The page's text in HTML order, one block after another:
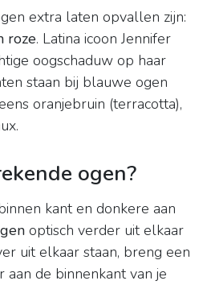
extra laten opvallen zijn:
roze. Latina icoon Jennifer
oogschaduw op haar
staan bij blauwe ogen
oranjebruin (terracotta),
ogen?
kant en donkere aan
optisch verder uit elkaar
uit elkaar staan, breng een
de binnenkant van je